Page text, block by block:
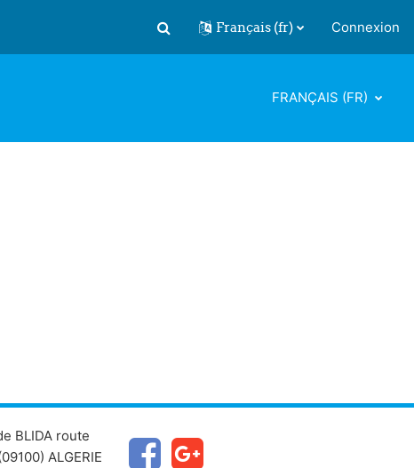
Activer/désactiver la saisie de
Français ‎(fr)‎ Connexion
FRANÇAIS ‎(FR)‎
BLIDA route
ALGERIE